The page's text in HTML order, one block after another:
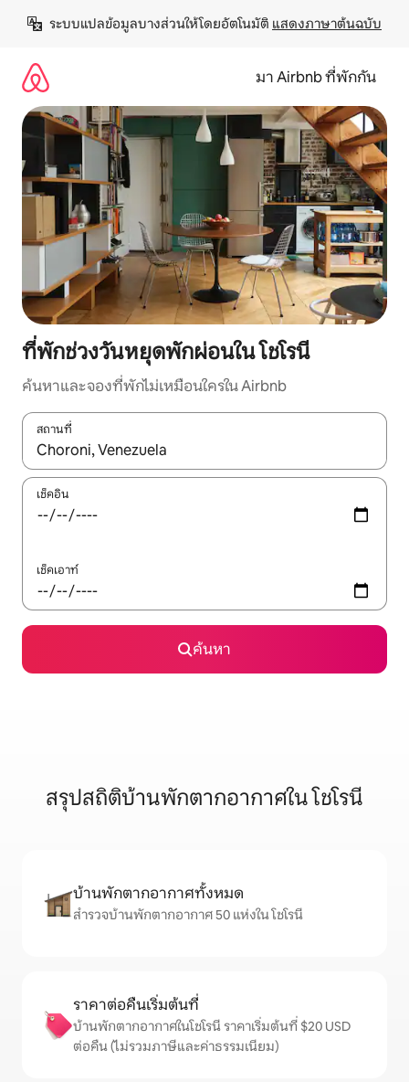
เนื้อหา
ระบบแปลข้อมูลบางส่วนให้โดยอัตโนมัติ แสดงภาษาต้นฉบับ
มา Airbnb ที่พักกัน
ที่พักช่วงวันหยุดพักผ่อนใน โชโรนี
ค้นหาและจองที่พักไม่เหมือนใครใน Airbnb
สถานที่
ใช้ลูกศรขึ้นลง หรือใช้การสัมผัสหรือปัด เพื่อสำรวจผลการค้นหา
เช็คอิน
เช็คเอาท์
ค้นหา
สรุปสถิติบ้านพักตากอากาศใน โชโรนี
บ้านพักตากอากาศทั้งหมด
สำรวจบ้านพักตากอากาศ 50 แห่งใน โชโรนี
ราคาต่อคืนเริ่มต้นที่
บ้านพักตากอากาศในโชโรนี ราคาเริ่มต้นที่ $20 USD
ต่อคืน (ไม่รวมภาษีและค่าธรรมเนียม)